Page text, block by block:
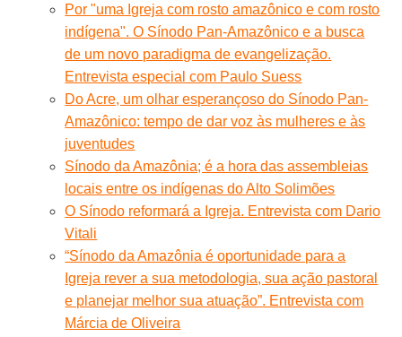
Por "uma Igreja com rosto amazônico e com rosto
indígena". O Sínodo Pan-Amazônico e a busca
de um novo paradigma de evangelização.
Entrevista especial com Paulo Suess
Do Acre, um olhar esperançoso do Sínodo Pan-
Amazônico: tempo de dar voz às mulheres e às
juventudes
Sínodo da Amazônia; é a hora das assembleias
locais entre os indígenas do Alto Solimões
O Sínodo reformará a Igreja. Entrevista com Dario
Vitali
“Sínodo da Amazônia é oportunidade para a
Igreja rever a sua metodologia, sua ação pastoral
e planejar melhor sua atuação”. Entrevista com
Márcia de Oliveira